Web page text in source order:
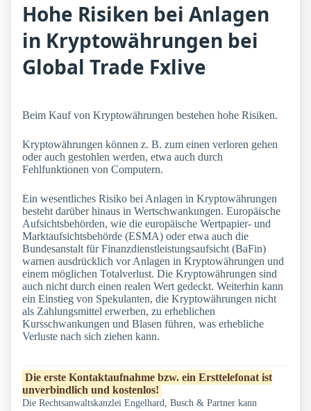
Hohe Risiken bei Anlagen
in Kryptowährungen bei
Global Trade Fxlive
Beim Kauf von Kryptowährungen bestehen hohe Risiken.
Kryptowährungen können z. B. zum einen verloren gehen
oder auch gestohlen werden, etwa auch durch
Fehlfunktionen von Computern.
Ein wesentliches Risiko bei Anlagen in Kryptowährungen
besteht darüber hinaus in Wertschwankungen. Europäische
Aufsichtsbehörden, wie die europäische Wertpapier- und
Marktaufsichtsbehörde (ESMA) oder etwa auch die
Bundesanstalt für Finanzdienstleistungsaufsicht (BaFin)
warnen ausdrücklich vor Anlagen in Kryptowährungen und
einem möglichen Totalverlust. Die Kryptowährungen sind
auch nicht durch einen realen Wert gedeckt. Weiterhin kann
ein Einstieg von Spekulanten, die Kryptowährungen nicht
als Zahlungsmittel erwerben, zu erheblichen
Kursschwankungen und Blasen führen, was erhebliche
Verluste nach sich ziehen kann.
Die erste Kontaktaufnahme bzw. ein Ersttelefonat ist
unverbindlich und kostenlos!
Die Rechtsanwaltskanzlei Engelhard, Busch & Partner kann